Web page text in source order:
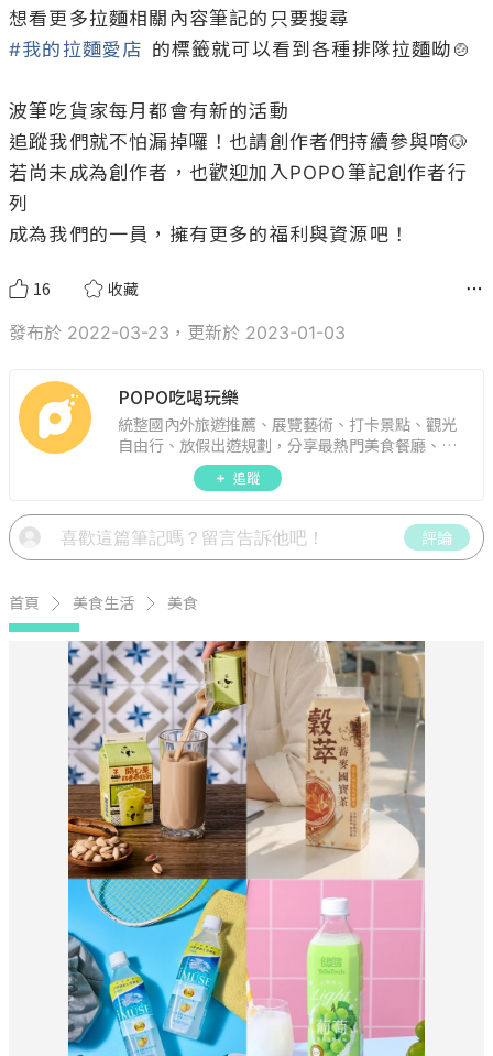
#我的拉麵愛店 的標籤就可以看到各種排隊拉麵呦🍲
波筆吃貨家每月都會有新的活動
追蹤我們就不怕漏掉囉！也請創作者們持續參與唷🐶
若尚未成為創作者，也歡迎加入POPO筆記創作者行
列
成為我們的一員，擁有更多的福利與資源吧！
16 收藏
發布於 2022-03-23，更新於 2023-01-03
POPO吃喝玩樂
統整國內外旅遊推薦、展覽藝術、打卡景點、觀光
自由行、放假出遊規劃，分享最熱門美食餐廳、約
會聚餐、人氣甜點、速食手搖飲、3C科技、心理測
驗、星座運勢、生活雜貨、吃喝玩樂實用資訊。
追蹤
評論
首頁 美食生活 美食